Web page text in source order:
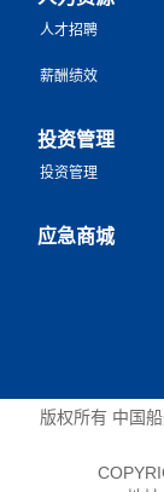
人才招聘
薪酬绩效
投资管理
投资管理
应急商城
版权所有 中国